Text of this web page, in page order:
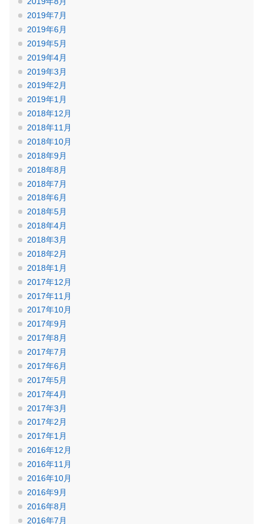
2019年7月
2019年6月
2019年5月
2019年4月
2019年3月
2019年2月
2019年1月
2018年12月
2018年11月
2018年10月
2018年9月
2018年8月
2018年7月
2018年6月
2018年5月
2018年4月
2018年3月
2018年2月
2018年1月
2017年12月
2017年11月
2017年10月
2017年9月
2017年8月
2017年7月
2017年6月
2017年5月
2017年4月
2017年3月
2017年2月
2017年1月
2016年12月
2016年11月
2016年10月
2016年9月
2016年8月
2016年7月